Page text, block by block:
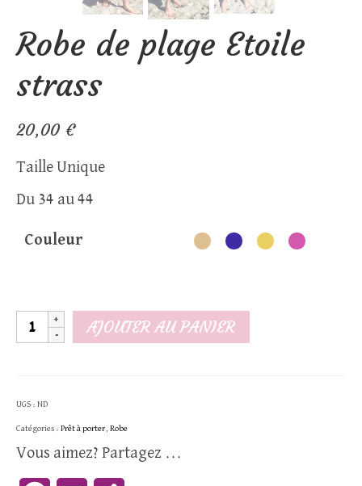
Robe de plage Etoile
strass
20,00 €
Taille Unique
Du 34 au 44
Couleur
quantité
de
Etoile
AJOUTER AU PANIER
UGS : ND
Catégories : Prêt à porter, Robe
Vous aimez? Partagez ...